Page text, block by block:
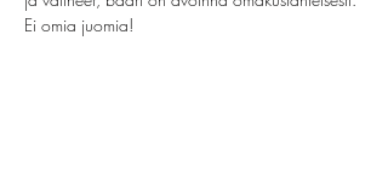
Ei omia juomia!